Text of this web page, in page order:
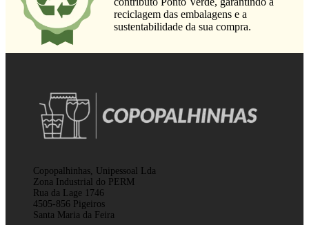
reciclagem das embalagens e a
sustentabilidade da sua compra.
Copopalhinhas, Unipessoal Lda
Zona Industrial do PERM
Rua da Lage 1746
4505-856 Pigeiros
Santa Maria da Feira